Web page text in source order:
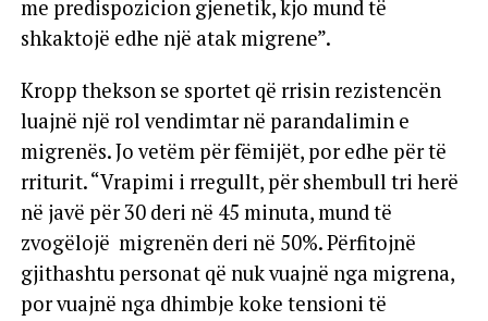
me predispozicion gjenetik, kjo mund të
shkaktojë edhe një atak migrene”.
Kropp thekson se sportet që rrisin rezistencën
luajnë një rol vendimtar në parandalimin e
migrenës. Jo vetëm për fëmijët, por edhe për të
rriturit. “Vrapimi i rregullt, për shembull tri herë
në javë për 30 deri në 45 minuta, mund të
zvogëlojë migrenën deri në 50%. Përfitojnë
gjithashtu personat që nuk vuajnë nga migrena,
por vuajnë nga dhimbje koke tensioni të